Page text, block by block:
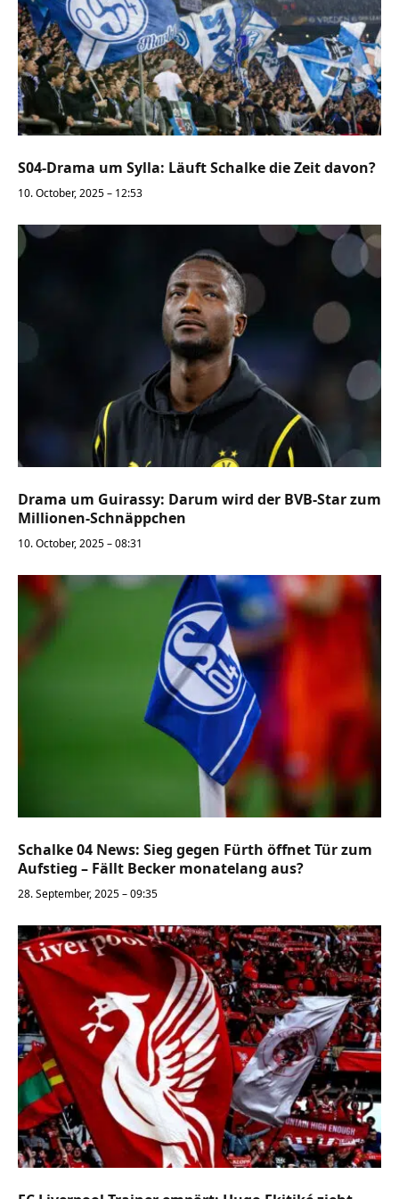
S04-Drama um Sylla: Läuft Schalke die Zeit davon?
10. October, 2025 – 12:53
Drama um Guirassy: Darum wird der BVB-Star zum
Millionen-Schnäppchen
10. October, 2025 – 08:31
Schalke 04 News: Sieg gegen Fürth öffnet Tür zum
Aufstieg – Fällt Becker monatelang aus?
28. September, 2025 – 09:35